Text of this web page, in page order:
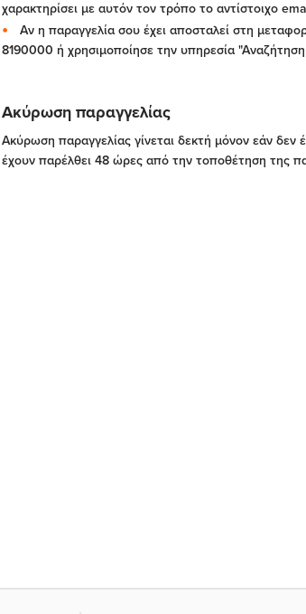
χαρακτηρίσει με αυτόν τον τρόπο το αντίστοιχο
Αν η παραγγελία σου έχει αποσταλεί στη
8190000 ή χρησιμοποίησε την υπηρεσία
Ακύρωση παραγγελίας
Ακύρωση παραγγελίας γίνεται δεκτή μόνον εάν δεν
έχουν παρέλθει 48 ώρες από την τοποθέτηση της